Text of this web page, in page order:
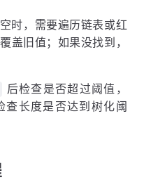
时，需要遍历链表或红
盖旧值；如果没找到，
后检查是否超过阈值，
查长度是否达到树化阈